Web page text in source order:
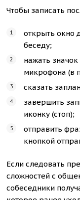
Чтобы записать
открыть окно
беседу;
нажать
микрофона (в
сказать
завершить
иконку (стоп);
отправить
кнопкой
Если следовать
сложностей с
собеседники